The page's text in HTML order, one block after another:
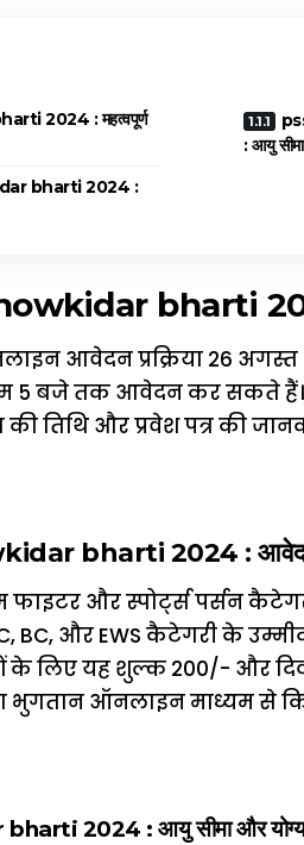
2024 : महत्वपूर्ण
bharti 2024 :
: आयु
bharti 2024
आवेदन प्रक्रिया 26
5 बजे तक आवेदन कर सकते
की तिथि और प्रवेश पत्र की
bharti 2024 :
फाइटर और स्पोर्ट्स पर्सन
BC, और EWS कैटेगरी के
लिए यह शुल्क ₹200/- और
भुगतान ऑनलाइन माध्यम से
2024 : आयु सीमा और